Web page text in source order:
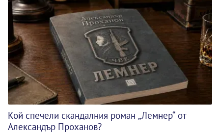
Кой спечели скандалния роман „Лемнер“ от
Александър Проханов?